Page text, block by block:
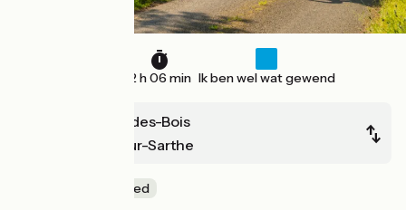
2 h 06 min Ik ben wel wat gewend
St-Léonard-des-Bois
Beaumont-sur-Sarthe
Natuur en erfgoed